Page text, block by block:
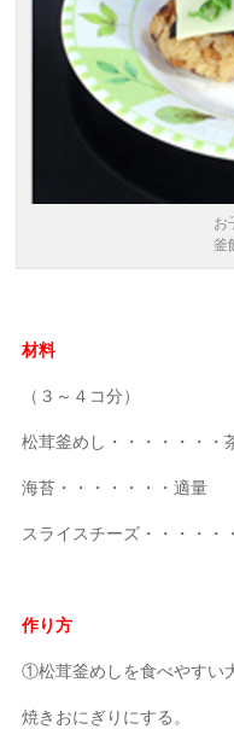
お
釜
材料
（３～４コ分）
松茸釜めし・・・・・・・
海苔・・・・・・・適量
スライスチーズ・・・・・
作り方
①松茸釜めしを食べやすい
焼きおにぎりにする。